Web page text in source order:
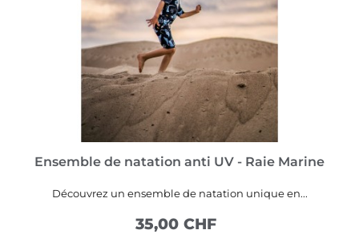
Ensemble de natation anti UV - Raie Marine
Découvrez un ensemble de natation unique en...
35,00 CHF